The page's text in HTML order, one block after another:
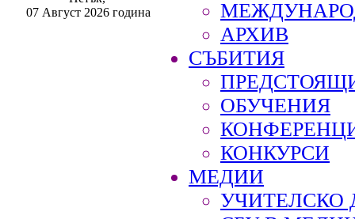
07 Август 2026 година
АРХИВ
СЪБИТИЯ
ОБУЧЕНИЯ
КОНКУРСИ
МЕДИИ
УЧИТЕЛСКО